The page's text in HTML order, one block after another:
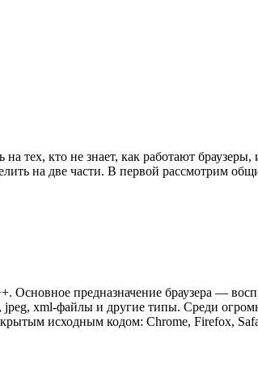
тех, кто не знает, как работают
на две части. В первой рассмотрим
предназначение браузера —
xml-файлы и другие типы. Среди
исходным кодом: Chrome, Firefox,